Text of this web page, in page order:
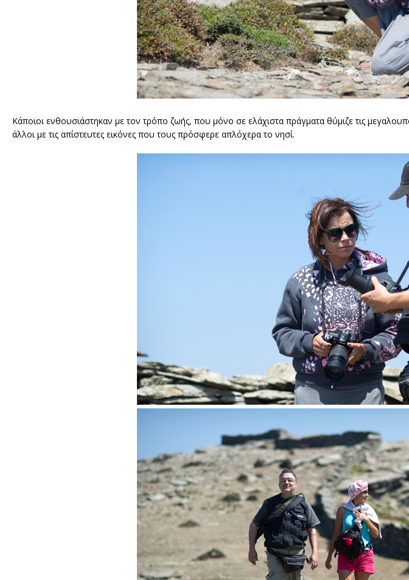
Κάποιοι ενθουσιάστηκαν με τον τρόπο ζωής, που μόνο σε ελάχιστα πράγματα θύμιζε τις
άλλοι με τις απίστευτες εικόνες που τους πρόσφερε απλόχερα το νησί.